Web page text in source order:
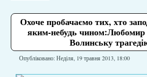
Охоче пробачаємо тих, хто
яким-небудь чином:Любомир
Волинську
Опубліковано: Неділя, 19 травня 2013, 18:00